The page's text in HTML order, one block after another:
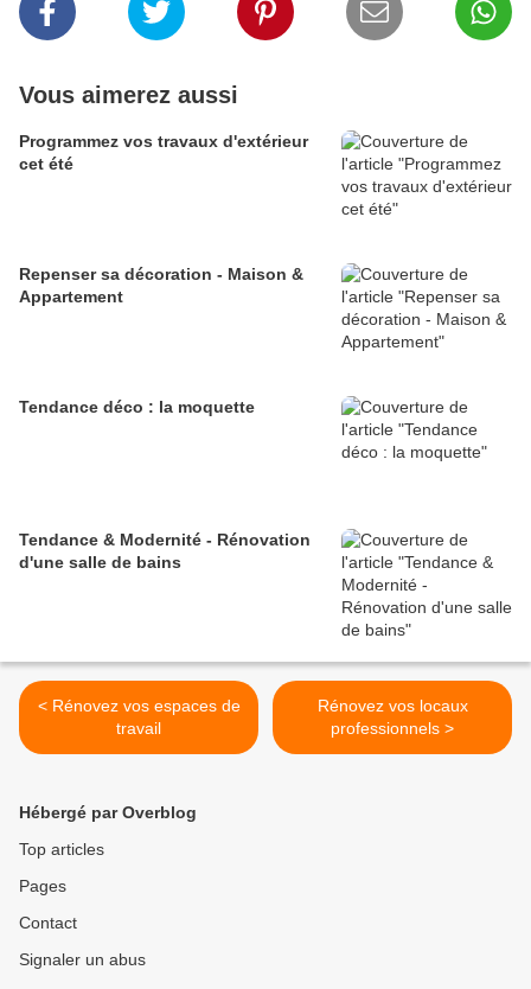
Vous aimerez aussi
Programmez vos travaux d'extérieur
cet été
Repenser sa décoration - Maison &
Appartement
Tendance déco : la moquette
Tendance & Modernité - Rénovation
d'une salle de bains
< Rénovez vos espaces de
travail
Rénovez vos locaux
professionnels >
Hébergé par Overblog
Top articles
Pages
Contact
Signaler un abus